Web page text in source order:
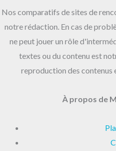
Nos comparatifs de sites de
notre rédaction. En cas de
ne peut jouer un rôle
textes ou du contenu est
reproduction des contenus
À propos de